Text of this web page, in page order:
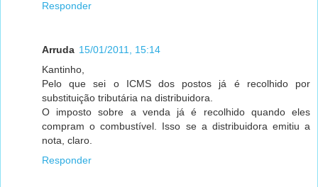
Responder
Arruda 15/01/2011, 15:14
Kantinho,
Pelo que sei o ICMS dos postos já é recolhido por
substituição tributária na distribuidora.
O imposto sobre a venda já é recolhido quando eles
compram o combustível. Isso se a distribuidora emitiu a
nota, claro.
Responder